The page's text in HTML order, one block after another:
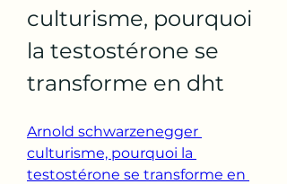
culturisme, pourquoi
la testostérone se
transforme en dht
Arnold schwarzenegger
culturisme, pourquoi la
testostérone se transforme en